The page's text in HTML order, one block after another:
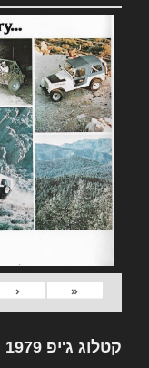
«
‹
קטלוג ג'יפ 1979